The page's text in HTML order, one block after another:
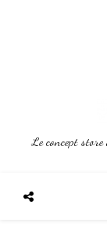
Le concept